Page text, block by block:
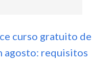
curso gratuito de
agosto: requisitos